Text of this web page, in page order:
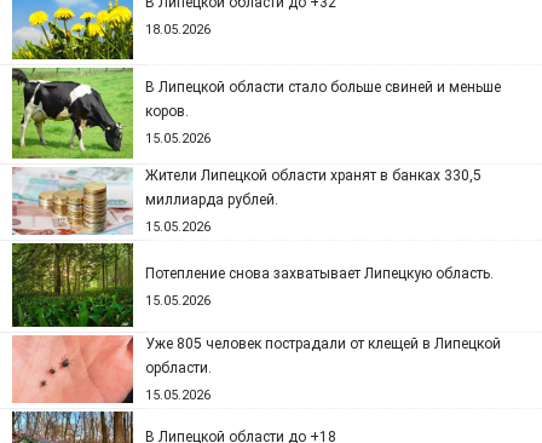
18.05.2026
В Липецкой области стало больше свиней и меньше
коров.
15.05.2026
Жители Липецкой области хранят в банках 330,5
миллиарда рублей.
15.05.2026
Потепление снова захватывает Липецкую область.
15.05.2026
Уже 805 человек пострадали от клещей в Липецкой
орбласти.
15.05.2026
В Липецкой области до +18